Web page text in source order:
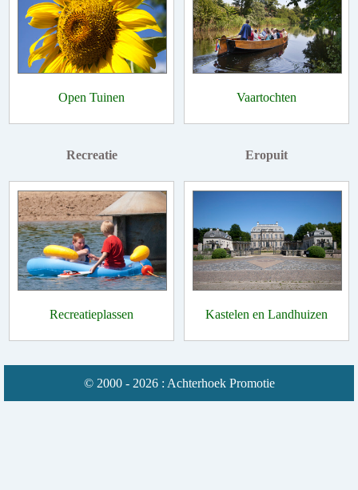
Open Tuinen Vaartochten
Recreatie
Recreatieplassen
Eropuit
Kastelen en Landhuizen
© 2000 - 2026 : Achterhoek Promotie